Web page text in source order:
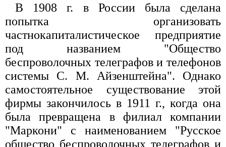
В 1908 г. в России была сделана
попытка организовать
частнокапиталистическое предприятие
под названием "Общество
беспроволочных телеграфов и телефонов
системы С. М. Айзенштейна". Однако
самостоятельное существование этой
фирмы закончилось в 1911 г., когда она
была превращена в филиал компании
"Маркони" с наименованием "Русское
общество беспроволочных телеграфов и